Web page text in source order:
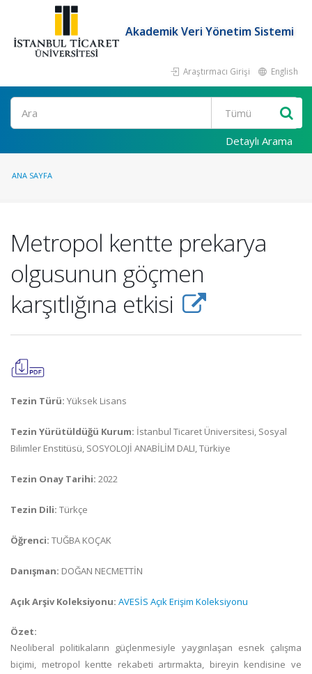
Akademik Veri Yönetim Sistemi
Araştırmacı Girişi English
Ara
Detaylı Arama
ANA SAYFA
Metropol kentte prekarya
olgusunun göçmen
karşıtlığına etkisi
Tezin Türü: Yüksek Lisans
Tezin Yürütüldüğü Kurum: İstanbul Ticaret Üniversitesi, Sosyal
Bilimler Enstitüsü, SOSYOLOJİ ANABİLİM DALI, Türkiye
Tezin Onay Tarihi: 2022
Tezin Dili: Türkçe
Öğrenci: TUĞBA KOÇAK
Danışman: DOĞAN NECMETTİN
Açık Arşiv Koleksiyonu: AVESİS Açık Erişim Koleksiyonu
Özet:
Neoliberal politikaların güçlenmesiyle yaygınlaşan esnek çalışma
biçimi, metropol kentte rekabeti artırmakta, bireyin kendisine ve